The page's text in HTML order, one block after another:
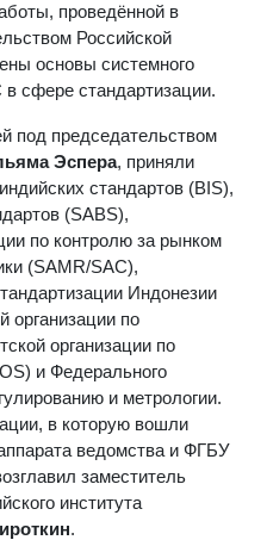
проведённой в
Российской
основы системного
сфере стандартизации.
под председательством
Эспера, приняли
стандартов (BIS),
(SABS),
по контролю за рынком
(SAMR/SAC),
Индонезии
организации по
организации по
и Федерального
и метрологии.
в которую вошли
ведомства и ФГБУ
заместитель
института
.